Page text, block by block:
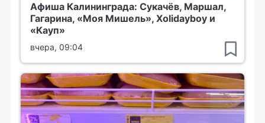
Афиша Калининграда: Сукачёв, Маршал,
Гагарина, «Моя Мишель», Xolidayboy и
«Кауп»
вчера, 09:04